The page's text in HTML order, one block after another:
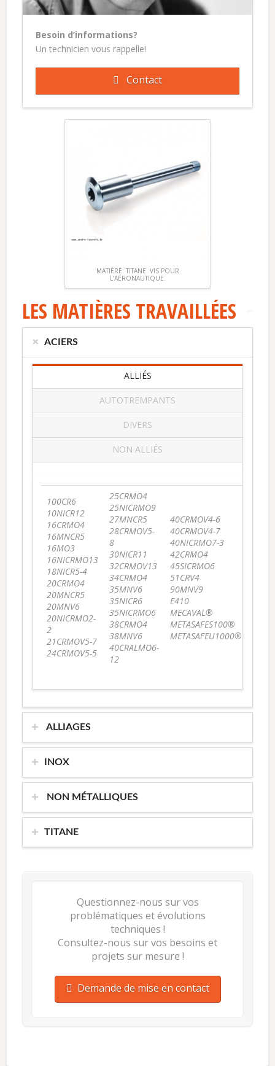
Besoin d’informations?
Un technicien vous rappelle!
Contact
MATIÈRE: TITANE. VIS POUR
L’AÉRONAUTIQUE.
LES MATIÈRES TRAVAILLÉES
ACIERS
ALLIÉS
AUTOTREMPANTS
DIVERS
NON ALLIÉS
100CR6
10NICR12
16CRMO4
16MNCR5
16MO3
16NICRMO13
18NICR5-4
20CRMO4
20MNCR5
20MNV6
20NICRMO2-
2
21CRMOV5-7
24CRMOV5-5
25CRMO4
25NICRMO9
27MNCR5
28CRMOV5-
8
30NICR11
32CRMOV13
34CRMO4
35MNV6
35NICR6
35NICRMO6
38CRMO4
38MNV6
40CRALMO6-
12
40CRMOV4-6
40CRMOV4-7
40NICRMO7-3
42CRMO4
45SICRMO6
51CRV4
90MNV9
E410
MECAVAL®
METASAFES100®
METASAFEU1000®
ALLIAGES
INOX
NON MÉTALLIQUES
TITANE
Questionnez-nous sur vos
problématiques et évolutions
techniques !
Consultez-nous sur vos besoins et
projets sur mesure !
Demande de mise en contact